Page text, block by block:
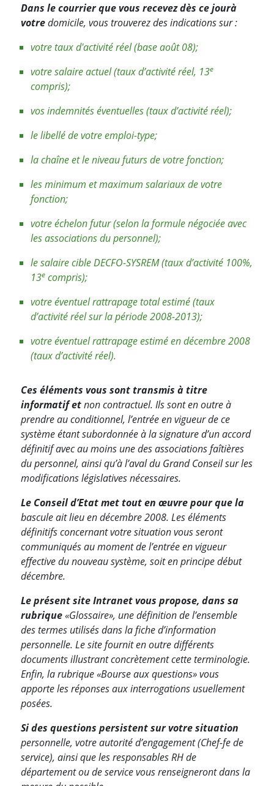
Dans le courrier que vous recevez dès ce jourà
votredomicile, vous trouverez des indications sur :
votre taux d'activité réel (base août 08);
votre salaire actuel (taux d’activité réel, 13e
compris);
vos indemnités éventuelles (taux d’activité réel);
le libellé de votre emploi-type;
la chaîne et le niveau futurs de votre fonction;
les minimum et maximum salariaux de votre
fonction;
votre échelon futur (selon la formule négociée avec
les associations du personnel);
le salaire cible DECFO-SYSREM (taux d’activité 100%,
13e compris);
votre éventuel rattrapage total estimé (taux
d’activité réel sur la période 2008-2013);
votre éventuel rattrapage estimé en décembre 2008
(taux d’activité réel).
Ces éléments vous sont transmis à titre
informatif etnon contractuel. Ils sont en outre à
prendre au conditionnel, l’entrée en vigueur de ce
système étant subordonnée à la signature d’un accord
définitif avec au moins une des associations faîtières
du personnel, ainsi qu’à l’aval du Grand Conseil sur les
modifications législatives nécessaires.
Le Conseil d’Etat met tout en œuvre pour que la
bascule ait lieu en décembre 2008. Les éléments
définitifs concernant votre situation vous seront
communiqués au moment de l’entrée en vigueur
effective du nouveau système, soit en principe début
décembre.
Le présent site Intranet vous propose, dans sa
rubrique«Glossaire», une définition de l’ensemble
des termes utilisés dans la fiche d’information
personnelle. Le site fournit en outre différents
documents illustrant concrètement cette terminologie.
Enfin, la rubrique «Bourse aux questions» vous
apporte les réponses aux interrogations usuellement
posées.
Si des questions persistent sur votre situation
personnelle, votre autorité d’engagement (Chef-fe de
service), ainsi que les responsables RH de
département ou de service vous renseigneront dans la